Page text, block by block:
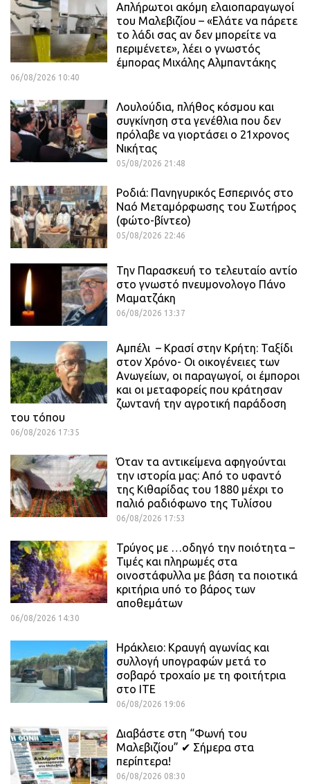
Απλήρωτοι ακόμη ελαιοπαραγωγοί
του Μαλεβιζίου – «Ελάτε να πάρετε
το λάδι σας αν δεν μπορείτε να
περιμένετε», λέει ο γνωστός
έμπορας Μιχάλης Αλμπαντάκης
06/08/2026 10:40
Λουλούδια, πλήθος κόσμου και
συγκίνηση στα γενέθλια που δεν
πρόλαβε να γιορτάσει ο 21χρονος
Νικήτας
05/08/2026 21:48
Ροδιά: Πανηγυρικός Εσπερινός στο
Ναό Μεταμόρφωσης του Σωτήρος
(φώτο-βίντεο)
05/08/2026 22:46
Την Παρασκευή το τελευταίο αντίο
στο γνωστό πνευμονολογο Πάνο
Μαματζάκη
06/08/2026 13:37
Αμπέλι – Κρασί στην Κρήτη: Ταξίδι
στον Χρόνο- Οι οικογένειες των
Ανωγείων, οι παραγωγοί, οι έμποροι
και οι μεταφορείς που κράτησαν
ζωντανή την αγροτική παράδοση
του τόπου
06/08/2026 17:35
Όταν τα αντικείμενα αφηγούνται
την ιστορία μας: Από το υφαντό
της Κιθαρίδας του 1880 μέχρι το
παλιό ραδιόφωνο της Τυλίσου
06/08/2026 17:53
Τρύγος με …οδηγό την ποιότητα –
Τιμές και πληρωμές στα
οινοστάφυλλα με βάση τα ποιοτικά
κριτήρια υπό το βάρος των
αποθεμάτων
06/08/2026 14:30
Ηράκλειο: Κραυγή αγωνίας και
συλλογή υπογραφών μετά το
σοβαρό τροχαίο με τη φοιτήτρια
στο ΙΤΕ
06/08/2026 19:06
Διαβάστε στη “Φωνή του
Μαλεβιζίου” ✔ Σήμερα στα
περίπτερα!
06/08/2026 08:30